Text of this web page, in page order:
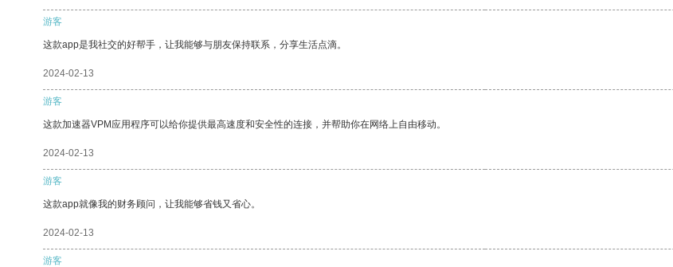
游客
这款app是我社交的好帮手，让我能够与朋友保持联系，分享生活点滴。
2024-02-13
游客
这款加速器VPM应用程序可以给你提供最高速度和安全性的连接，并帮助你在网络上自由移动。
2024-02-13
游客
这款app就像我的财务顾问，让我能够省钱又省心。
2024-02-13
游客